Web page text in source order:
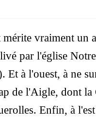
vraiment un
par l'église
Et à l'ouest, à ne
de l'Aigle, dont
Enfin, à